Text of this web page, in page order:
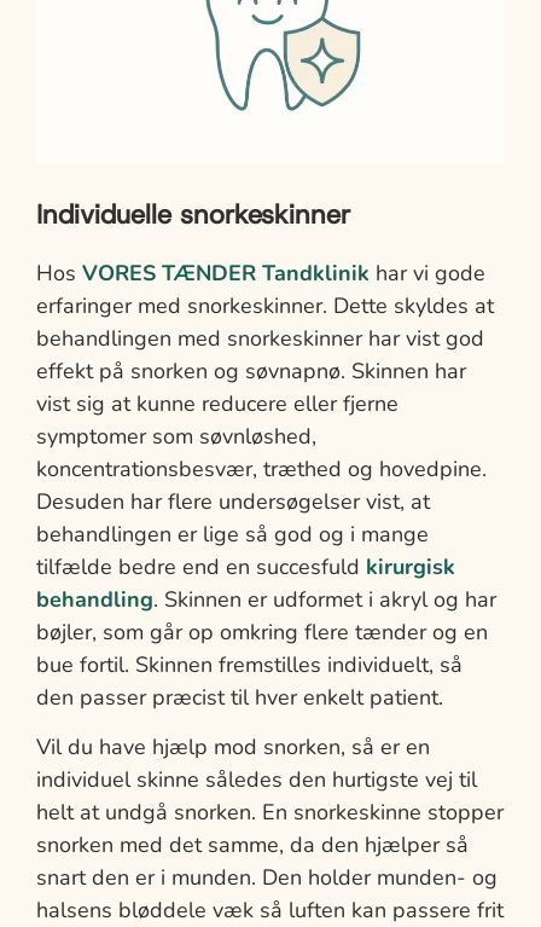
Individuelle snorkeskinner
Hos VORES TÆNDER Tandklinik har vi gode
erfaringer med snorkeskinner. Dette skyldes at
behandlingen med snorkeskinner har vist god
effekt på snorken og søvnapnø. Skinnen har
vist sig at kunne reducere eller fjerne
symptomer som søvnløshed,
koncentrationsbesvær, træthed og hovedpine.
Desuden har flere undersøgelser vist, at
behandlingen er lige så god og i mange
tilfælde bedre end en succesfuld kirurgisk
behandling. Skinnen er udformet i akryl og har
bøjler, som går op omkring flere tænder og en
bue fortil. Skinnen fremstilles individuelt, så
den passer præcist til hver enkelt patient.
Vil du have hjælp mod snorken, så er en
individuel skinne således den hurtigste vej til
helt at undgå snorken. En snorkeskinne stopper
snorken med det samme, da den hjælper så
snart den er i munden. Den holder munden- og
halsens bløddele væk så luften kan passere frit